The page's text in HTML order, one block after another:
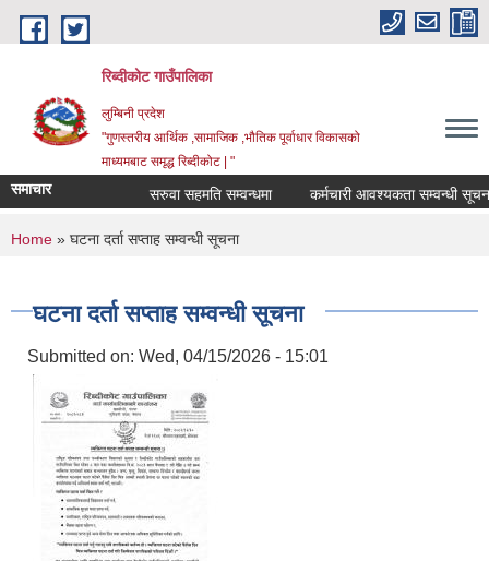
Skip to main content
रिब्दीकोट गाउँपालिका
लुम्बिनी प्रदेश
"गुणस्तरीय आर्थिक ,सामाजिक ,भौतिक पूर्वाधार विकासको
माध्यमबाट समृद्ध रिब्दीकोट | "
समाचार सरुवा सहमति सम्वन्धमा कर्मचारी आवश्यकता सम्वन्धी सूचना
You are here
Home » घटना दर्ता सप्ताह सम्वन्धी सूचना
घटना दर्ता सप्ताह सम्वन्धी सूचना
Submitted on: Wed, 04/15/2026 - 15:01